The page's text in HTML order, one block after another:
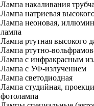
Лампа накаливания
Лампа натриевая
Лампа неоновая,
лампа
Лампа ртутная высокого
Лампа ртутно-
Лампа с инфракрасным
Лампа с УФ-излучением
Лампа светодиодная
Лампа студийная,
фотолампа